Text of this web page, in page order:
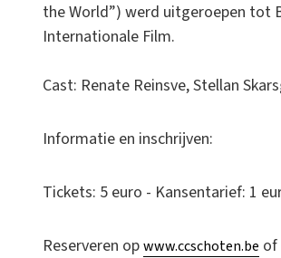
the World”) werd uitgeroepen tot
Internationale Film.
Cast: Renate Reinsve, Stellan
Informatie en inschrijven:
Tickets: 5 euro - Kansentarief: 1
Reserveren opwww.ccschoten.be of